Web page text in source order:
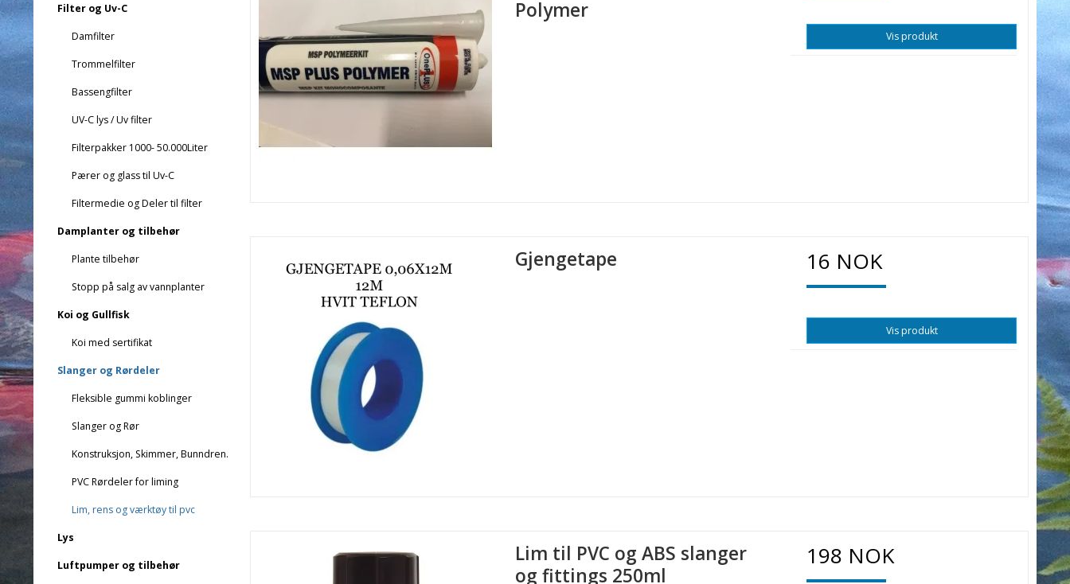
Filter og Uv-C
Damfilter
Trommelfilter
Bassengfilter
UV-C lys / Uv filter
Filterpakker 1000- 50.000Liter
Pærer og glass til Uv-C
Filtermedie og Deler til filter
Damplanter og tilbehør
Plante tilbehør
Stopp på salg av vannplanter
Koi og Gullfisk
Koi med sertifikat
Slanger og Rørdeler
Fleksible gummi koblinger
Slanger og Rør
Konstruksjon, Skimmer, Bunndren.
PVC Rørdeler for liming
Lim, rens og værktøy til pvc
Lys
Luftpumper og tilbehør
Polymer
Vis produkt
Gjengetape 16 NOK
Vis produkt
Lim til PVC og ABS slanger
og fittings 250ml
198 NOK